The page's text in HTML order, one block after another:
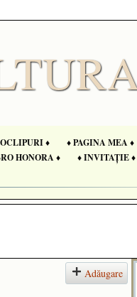
♦ ♦ PAGINA MEA ♦
HONORA ♦ ♦ INVITAȚIE ♦
Adăugare